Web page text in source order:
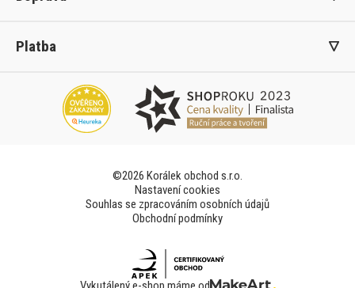
Platba
©2026 Korálek obchod s.r.o.
Nastavení cookies
Souhlas se zpracováním osobních údajů
Obchodní podmínky